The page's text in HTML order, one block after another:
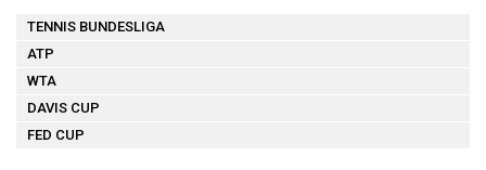
TENNIS BUNDESLIGA
ATP
WTA
DAVIS CUP
FED CUP